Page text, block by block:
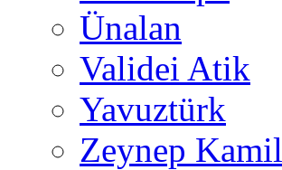
Ünalan
Validei Atik
Yavuztürk
Zeynep Kamil